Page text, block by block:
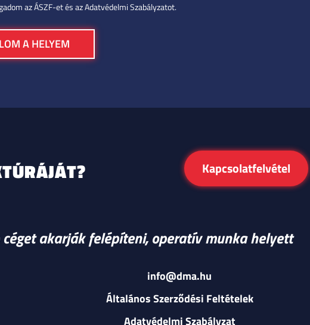
az ÁSZF-et és az Adatvédelmi Szabályzatot.
Kapcsolatfelvétel
akarják felépíteni, operatív munka helyett
info@dma.hu
Általános Szerződési Feltételek
Adatvédelmi Szabályzat